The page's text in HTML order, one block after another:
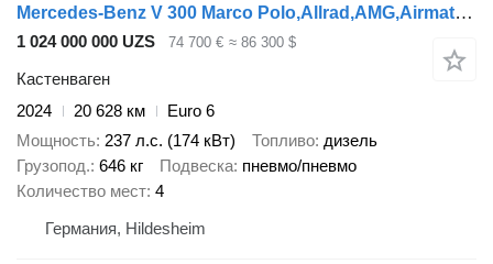
Mercedes-Benz V 300 Marco Polo,Allrad,AMG,Airmatic,EasyUp,LED
1 024 000 000 UZS 74 700 € ≈ 86 300 $
Кастенваген
2024
20 628 км
Euro 6
Мощность 237 л.с. (174 кВт) Топливо дизель
Грузопод. 646 кг Подвеска пневмо/пневмо
Количество мест 4
Германия, Hildesheim